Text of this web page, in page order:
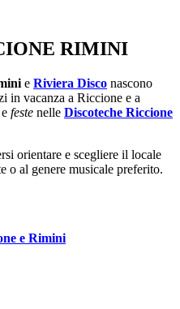
RIMINI
e Riviera Disco nascono
in vacanza a Riccione e a
e feste nelle Discoteche Riccione
orientare e scegliere il locale
o al genere musicale preferito.
e Rimini